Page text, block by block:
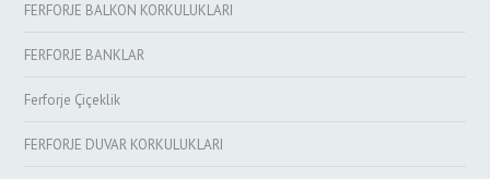
FERFORJE BALKON KORKULUKLARI
FERFORJE BANKLAR
Ferforje Çiçeklik
FERFORJE DUVAR KORKULUKLARI